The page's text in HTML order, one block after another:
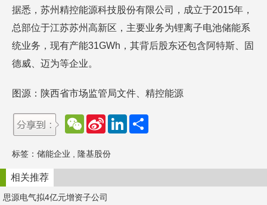
据悉，苏州精控能源科技股份有限公司，成立于2015年，
总部位于江苏苏州高新区，主要业务为锂离子电池储能系
统业务，现有产能31GWh，其背后股东还包含阿特斯、固
德威、迈为等企业。
图源：陕西省市场监管局文件、精控能源
W
e
h
a
t
S
W
e
b
o
L
d
n
标签： 储能企业 隆基股份
相关推荐
思源电气拟4亿元增资子公司